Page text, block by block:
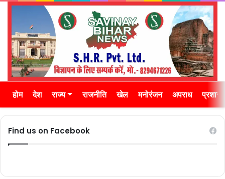
होम देश राज्य राजनीति खेल मनोरंजन अपराध
Find us on Facebook